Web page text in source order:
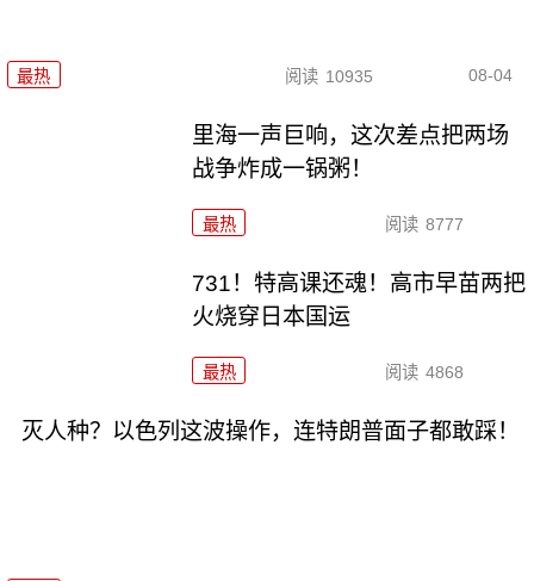
最热 阅读 10935 08-04
里海一声巨响，这次差点把两场
战争炸成一锅粥！
最热 阅读 8777
731！特高课还魂！高市早苗两把
火烧穿日本国运
最热 阅读 4868
灭人种？以色列这波操作，连特朗普面子都敢踩！